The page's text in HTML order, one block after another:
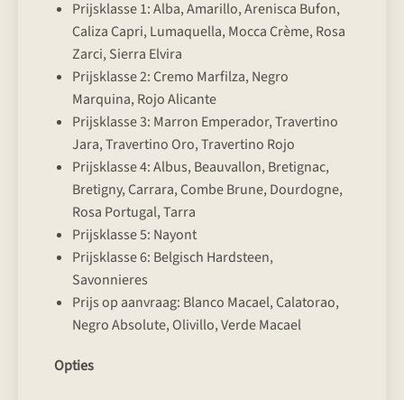
Prijsklasse 1: Alba, Amarillo, Arenisca Bufon,
Caliza Capri, Lumaquella, Mocca Crème, Rosa
Zarci, Sierra Elvira
Prijsklasse 2: Cremo Marfilza, Negro
Marquina, Rojo Alicante
Prijsklasse 3: Marron Emperador, Travertino
Jara, Travertino Oro, Travertino Rojo
Prijsklasse 4: Albus, Beauvallon, Bretignac,
Bretigny, Carrara, Combe Brune, Dourdogne,
Rosa Portugal, Tarra
Prijsklasse 5: Nayont
Prijsklasse 6: Belgisch Hardsteen,
Savonnieres
Prijs op aanvraag: Blanco Macael, Calatorao,
Negro Absolute, Olivillo, Verde Macael
Opties